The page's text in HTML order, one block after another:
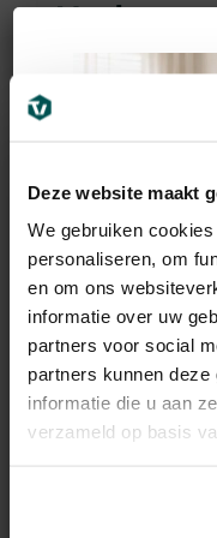
Deze website maakt
We gebruiken
personaliseren, om
en om ons
informatie over uw
partners voor social
partners kunnen
informatie die u aan
verzameld op basis